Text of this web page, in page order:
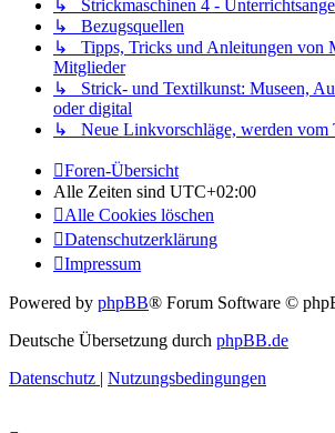
↳ Strickmaschinen 4 -
↳ Bezugsquellen
↳ Tipps, Tricks und Anleitungen von
Mitglieder
↳ Strick- und Textilkunst: Museen,
oder digital
↳ Neue Linkvorschläge, werden vom
Foren-Übersicht
Alle Zeiten sind UTC+02:00
Alle Cookies löschen
Datenschutzerklärung
Impressum
Powered by phpBB® Forum Software ©
Deutsche Übersetzung durch phpBB.de
Datenschutz
Nutzungsbedingungen